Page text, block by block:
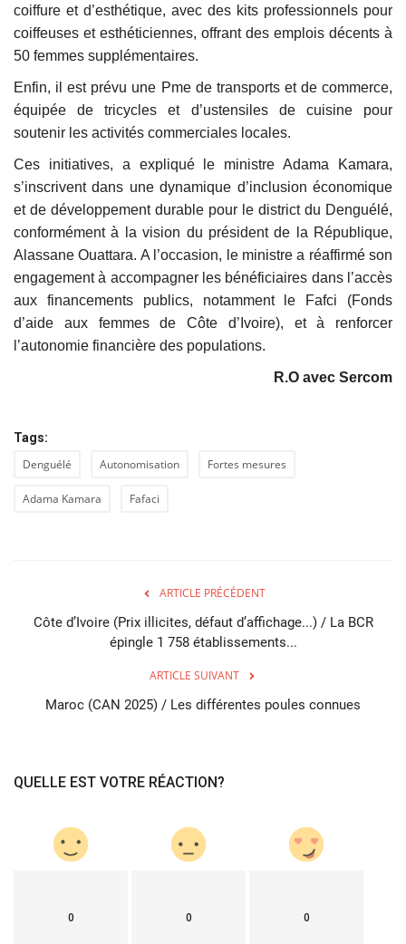
coiffure et d’esthétique, avec des kits professionnels pour
coiffeuses et esthéticiennes, offrant des emplois décents à
50 femmes supplémentaires.
Enfin, il est prévu une Pme de transports et de commerce,
équipée de tricycles et d’ustensiles de cuisine pour
soutenir les activités commerciales locales.
Ces initiatives, a expliqué le ministre Adama Kamara,
s’inscrivent dans une dynamique d’inclusion économique
et de développement durable pour le district du Denguélé,
conformément à la vision du président de la République,
Alassane Ouattara. A l’occasion, le ministre a réaffirmé son
engagement à accompagner les bénéficiaires dans l’accès
aux financements publics, notamment le Fafci (Fonds
d’aide aux femmes de Côte d’Ivoire), et à renforcer
l’autonomie financière des populations.
R.O avec Sercom
Tags:
Denguélé Autonomisation Fortes mesures
Adama Kamara Fafaci
ARTICLE PRÉCÉDENT
Côte d’Ivoire (Prix illicites, défaut d’affichage...) / La BCR
épingle 1 758 établissements...
ARTICLE SUIVANT
Maroc (CAN 2025) / Les différentes poules connues
QUELLE EST VOTRE RÉACTION?
0 0 0